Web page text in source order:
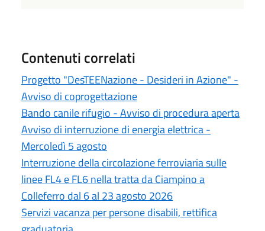
Contenuti correlati
Progetto "DesTEENazione - Desideri in Azione" -
Avviso di coprogettazione
Bando canile rifugio - Avviso di procedura aperta
Avviso di interruzione di energia elettrica -
Mercoledì 5 agosto
Interruzione della circolazione ferroviaria sulle
linee FL4 e FL6 nella tratta da Ciampino a
Colleferro dal 6 al 23 agosto 2026
Servizi vacanza per persone disabili, rettifica